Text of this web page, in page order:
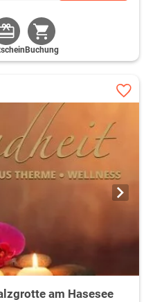
Buchung
am Hasesee